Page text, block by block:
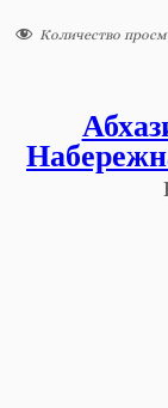
Количество